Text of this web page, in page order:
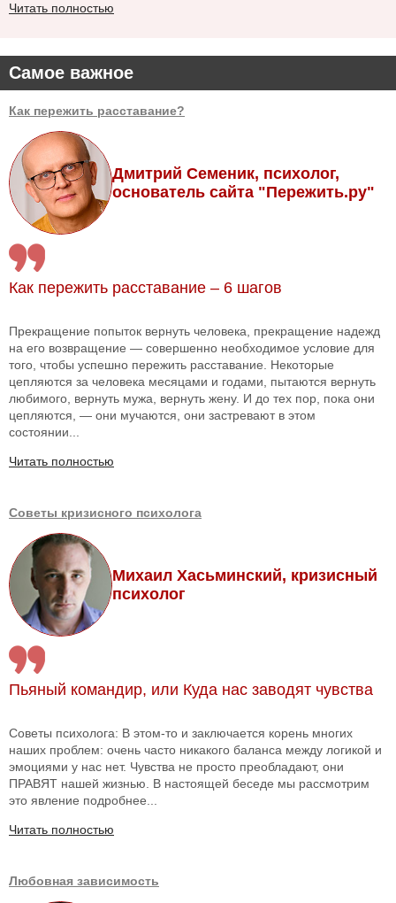
Самое важное
Как пережить расставание?
Дмитрий Семеник, психолог,
основатель сайта "Пережить.ру"
Как пережить расставание – 6 шагов
Прекращение попыток вернуть человека, прекращение надежд
на его возвращение — совершенно необходимое условие для
того, чтобы успешно пережить расставание. Некоторые
цепляются за человека месяцами и годами, пытаются вернуть
любимого, вернуть мужа, вернуть жену. И до тех пор, пока они
цепляются, — они мучаются, они застревают в этом
состоянии...
Читать полностью
Советы кризисного психолога
Михаил Хасьминский, кризисный
психолог
Пьяный командир, или Куда нас заводят чувства
Советы психолога: В этом-то и заключается корень многих
наших проблем: очень часто никакого баланса между логикой и
эмоциями у нас нет. Чувства не просто преобладают, они
ПРАВЯТ нашей жизнью. В настоящей беседе мы рассмотрим
это явление подробнее...
Читать полностью
Любовная зависимость
Читать полностью